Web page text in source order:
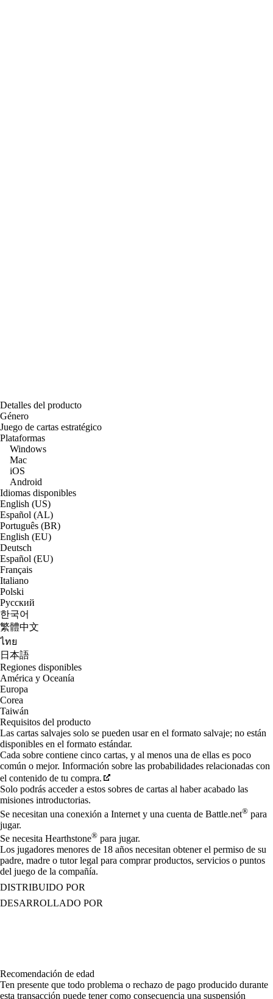
Detalles del producto
Género
Juego de cartas estratégico
Plataformas
Windows
Mac
iOS
Android
Idiomas disponibles
English (US)
Español (AL)
Português (BR)
English (EU)
Deutsch
Español (EU)
Français
Italiano
Polski
Русский
한국어
繁體中文
ไทย
日本語
Regiones disponibles
América y Oceanía
Europa
Corea
Taiwán
Requisitos del producto
Las cartas salvajes solo se pueden usar en el formato salvaje; no están
disponibles en el formato estándar.
Cada sobre contiene cinco cartas, y al menos una de ellas es poco
común o mejor. Información sobre las probabilidades relacionadas con
el contenido de tu compra.
Solo podrás acceder a estos sobres de cartas al haber acabado las
misiones introductorias.
Se necesitan una conexión a Internet y una cuenta de Battle.net® para
jugar.
Se necesita Hearthstone® para jugar.
Los jugadores menores de 18 años necesitan obtener el permiso de su
padre, madre o tutor legal para comprar productos, servicios o puntos
del juego de la compañía.
DISTRIBUIDO POR
DESARROLLADO POR
Recomendación de edad
Ten presente que todo problema o rechazo de pago producido durante
esta transacción puede tener como consecuencia una suspensión